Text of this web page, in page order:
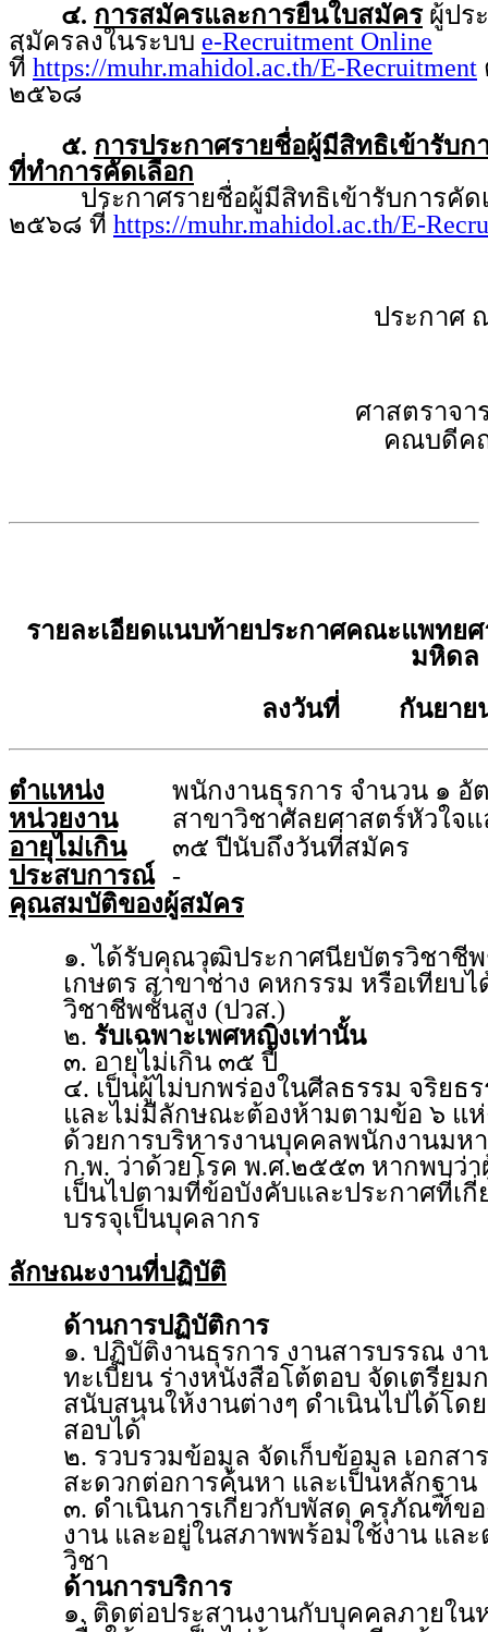
๔. การสมัครและการยื่นใบสมัครผู้ปร
สมัครลงในระบบ e-Recruitment Online
ที่ https://muhr.mahidol.ac.th/E-Recruitment
๒๕๖๘
๕. การประกาศรายชื่อผู้มีสิทธิเข้ารับก
ที่ทำการคัดเลือก
ประกาศรายชื่อผู้มีสิทธิเข้ารับการคัดเ
๒๕๖๘ ที่ https://muhr.mahidol.ac.th/E-
ประกา
ศาสตราจ
คณบดีค
รายละเอียดแนบท้ายประกาศคณะแพทย
มหิดล
ลงวันที่ กันยายน
ตำแหน่ง
พนักงานธุรการ จำนวน ๑ อั
หน่วยงาน
สาขาวิชาศัลยศาสตร์หัวใจ
อายุไม่เกิน
๓๕ ปีนับถึงวันที่สมัคร
ประสบการณ์
-
คุณสมบัติของผู้สมัคร
๑. ได้รับคุณวุฒิประกาศนียบัตรวิชาชี
เกษตร สาขาช่าง คหกรรม หรือเทีย
วิชาชีพชั้นสูง (ปวส.)
๒. รับเฉพาะเพศหญิงเท่านั้น
๓. อายุไม่เกิน ๓๕ ปี
๔. เป็นผู้ไม่บกพร่องในศีลธรรม จริย
และไม่มีลักษณะต้องห้ามตามข้อ ๖ แ
ด้วยการบริหารงานบุคคลพนักงานม
ก.พ. ว่าด้วยโรค พ.ศ.๒๕๕๓ หากพบว่
เป็นไปตามที่ข้อบังคับและประกาศที่เ
บรรจุเป็นบุคลากร
ลักษณะงานที่ปฏิบัติ
ด้านการปฏิบัติการ
๑. ปฏิบัติงานธุรการ งานสารบรรณ งา
ทะเบียน ร่างหนังสือโต้ตอบ จัดเตรีย
สนับสนุนให้งานต่างๆ ดำเนินไปได้โ
สอบได้
๒. รวบรวมข้อมูล จัดเก็บข้อมูล เอกสา
สะดวกต่อการค้นหา และเป็นหลักฐาน
๓. ดำเนินการเกี่ยวกับพัสดุ ครุภัณฑ์ข
งาน และอยู่ในสภาพพร้อมใช้งาน แล
วิชา
ด้านการบริการ
๑. ติดต่อประสานงานกับบุคคลภายใน